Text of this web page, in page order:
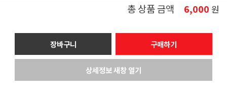
총 상품 금액
6,000 원
장바구니 구매하기
상세정보 새창 열기